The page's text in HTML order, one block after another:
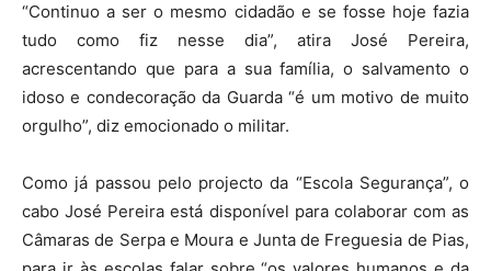
“Continuo a ser o mesmo cidadão e se fosse hoje fazia
tudo como fiz nesse dia”, atira José Pereira,
acrescentando que para a sua família, o salvamento o
idoso e condecoração da Guarda “é um motivo de muito
orgulho”, diz emocionado o militar.
Como já passou pelo projecto da “Escola Segurança”, o
cabo José Pereira está disponível para colaborar com as
Câmaras de Serpa e Moura e Junta de Freguesia de Pias,